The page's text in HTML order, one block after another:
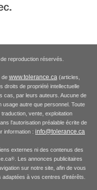
reproduction réservés.
de www.tolerance.ca(articles,
droits de propriété intellectuelle
cas, par leurs auteurs. Aucune de
autre que personnel. Toute
vente, exploitation
l'autorisation préalable écrite de
information : info@tolerance.ca
externes ni des contenus des
®. Les annonces publicitaires
sur notre site, afin de vous
à vos centres d'intérêts.